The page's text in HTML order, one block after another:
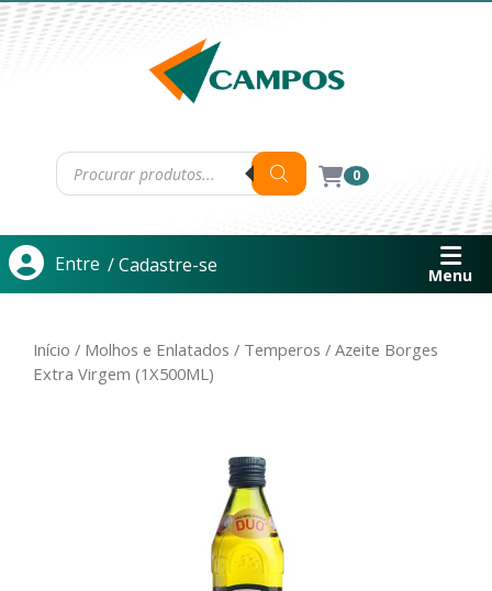
0
Entre / Cadastre-se Menu
Início / Molhos e Enlatados / Temperos / Azeite Borges
Extra Virgem (1X500ML)